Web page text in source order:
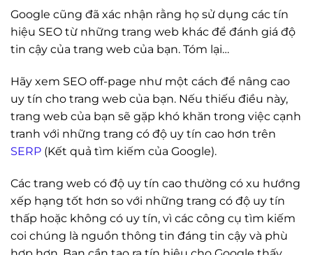
Google cũng đã xác nhận rằng họ sử dụng các tín
hiệu SEO từ những trang web khác để đánh giá độ
tin cậy của trang web của bạn. Tóm lại…
Hãy xem SEO off-page như một cách để nâng cao
uy tín cho trang web của bạn. Nếu thiếu điều này,
trang web của bạn sẽ gặp khó khăn trong việc cạnh
tranh với những trang có độ uy tín cao hơn trên
SERP (Kết quả tìm kiếm của Google).
Các trang web có độ uy tín cao thường có xu hướng
xếp hạng tốt hơn so với những trang có độ uy tín
thấp hoặc không có uy tín, vì các công cụ tìm kiếm
coi chúng là nguồn thông tin đáng tin cậy và phù